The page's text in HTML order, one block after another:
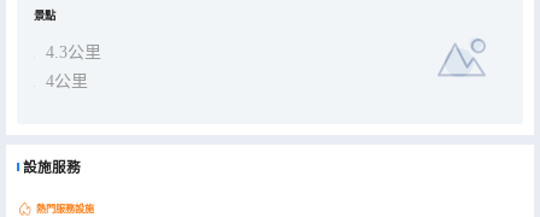
景點
4.3公里
4公里
設施服務
熱門服務設施